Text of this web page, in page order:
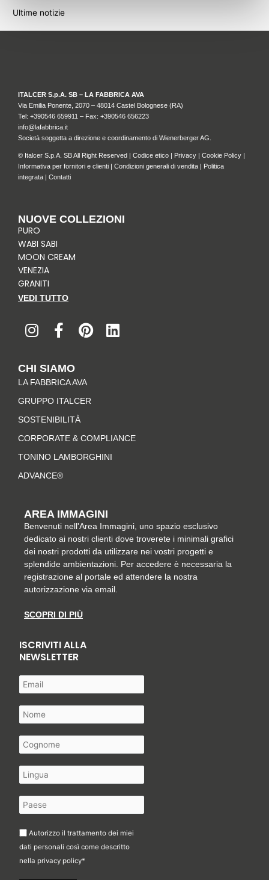
Ultime notizie
ITALCER S.p.A. SB – LA FABBRICA AVA
Via Emilia Ponente, 2070 – 48014 Castel Bolognese (RA)
Tel: +390546 659911 – Fax: +390546 656223
info@lafabbrica.it
Società soggetta a direzione e coordinamento di Wienerberger AG.
© Italcer S.p.A. SB All Right Reserved | Codice etico | Privacy | Cookie Policy |
Informativa per fornitori e clienti | Condizioni generali di vendita | Politica
integrata | Contatti
NUOVE COLLEZIONI
PURO
WABI SABI
MOON CREAM
VENEZIA
GRANITI
VEDI TUTTO
n
s
a
g
r
a
m
a
c
b
o
o
k
-
f
i
n
r
e
t
i
n
CHI SIAMO
LA FABBRICA AVA
GRUPPO ITALCER
SOSTENIBILITÀ
CORPORATE & COMPLIANCE
TONINO LAMBORGHINI
ADVANCE®
AREA IMMAGINI
Benvenuti nell'Area Immagini, uno spazio esclusivo
dedicato ai nostri clienti dove troverete i minimali grafici
dei nostri prodotti da utilizzare nei vostri progetti e
splendide ambientazioni. Per accedere è necessaria la
registrazione al portale ed attendere la nostra
autorizzazione via email.
SCOPRI DI PIÙ
ISCRIVITI ALLA
NEWSLETTER
Autorizzo il trattamento dei miei
dati personali così come descritto
nella privacy policy*